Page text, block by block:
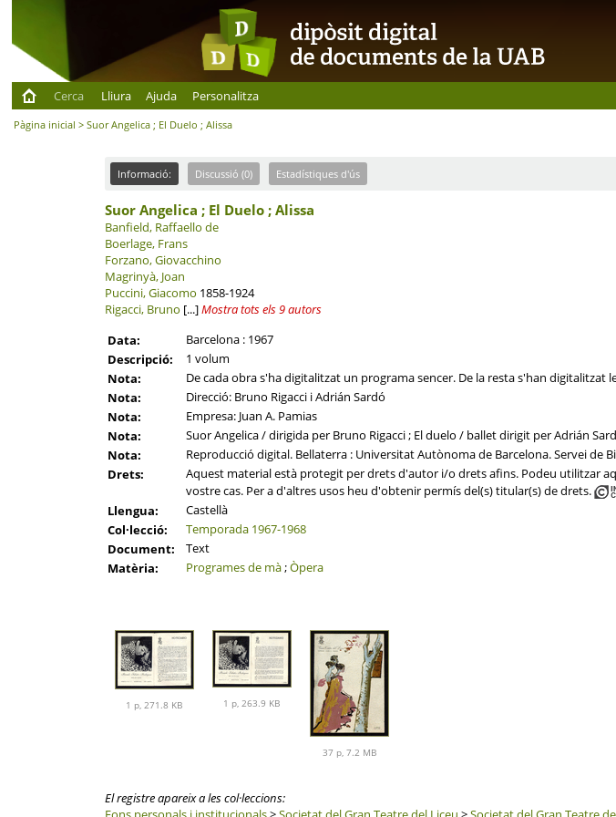
Cerca
Lliura Ajuda Personalitza
Pàgina inicial > Suor Angelica ; El Duelo ; Alissa
Informació: Discussió (0) Estadístiques d'ús
Suor Angelica ; El Duelo ; Alissa
Banfield, Raffaello de
Boerlage, Frans
Forzano, Giovacchino
Magrinyà, Joan
Puccini, Giacomo 1858-1924
Rigacci, Bruno [...]Mostra tots els 9 autors
Data:
Barcelona : 1967
Descripció:
1 volum
Nota:
De cada obra s'ha digitalitzat un programa sencer. De la resta s'han digitalitzat
Nota:
Direcció: Bruno Rigacci i Adrián Sardó
Nota:
Empresa: Juan A. Pamias
Nota:
Suor Angelica / dirigida per Bruno Rigacci ; El duelo / ballet dirigit per Adrián
Nota:
Reproducció digital. Bellaterra : Universitat Autònoma de Barcelona. Servei de
Drets:
Aquest material està protegit per drets d'autor i/o drets afins. Podeu utilitzar
vostre cas. Per a d'altres usos heu d'obtenir permís del(s) titular(s) de drets.
Llengua:
Castellà
Col·lecció:
Temporada 1967-1968
Document:
Text
Matèria:
Programes de mà;Òpera
1 p, 271.8 KB 1 p, 263.9 KB
37 p, 7.2 MB
El registre apareix a les col·leccions: